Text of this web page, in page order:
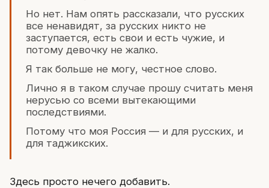
Но нет. Нам опять рассказали, что русских
все ненавидят, за русских никто не
заступается, есть свои и есть чужие, и
потому девочку не жалко.
Я так больше не могу, честное слово.
Лично я в таком случае прошу считать меня
нерусью со всеми вытекающими
последствиями.
Потому что моя Россия — и для русских, и
для таджикских.
Здесь просто нечего добавить.